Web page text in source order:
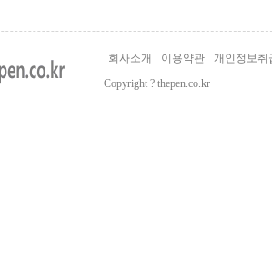
회사소개 이용약관
개인정보취
Copyright ? thepen.co.kr